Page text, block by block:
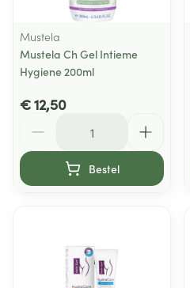
Mustela
Mustela Ch Gel Intieme
Hygiene 200ml
€ 12,50
Bestel